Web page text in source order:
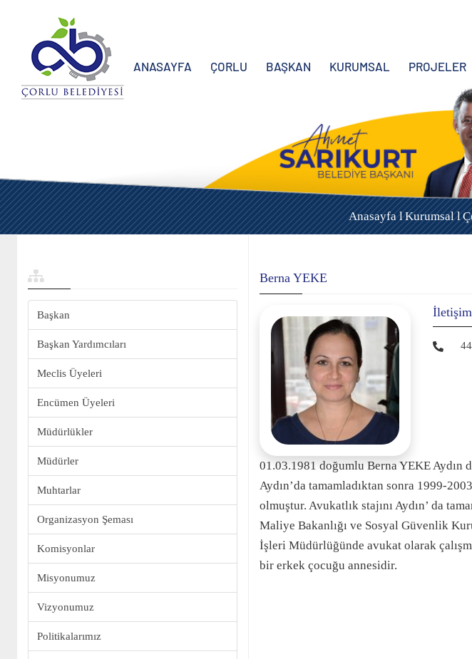
ANASAYFA ÇORLU BAŞKAN KURUMSAL PROJELER
Anasayfa lKurumsal l
Başkan
Başkan Yardımcıları
Meclis Üyeleri
Encümen Üyeleri
Müdürlükler
Müdürler
Muhtarlar
Organizasyon Şeması
Komisyonlar
Misyonumuz
Vizyonumuz
Politikalarımız
Berna YEKE
01.03.1981 doğumlu Berna YEKE
Aydın’da tamamladıktan sonra 1999-
olmuştur. Avukatlık stajını Aydın’ da
Maliye Bakanlığı ve Sosyal Güvenlik
İşleri Müdürlüğünde avukat olarak
bir erkek çocuğu annesidir.